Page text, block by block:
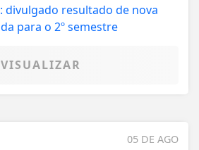
VISUALIZAR
05 DE AGO